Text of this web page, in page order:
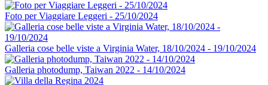
Foto per Viaggiare Leggeri - 25/10/2024
Galleria cose belle viste a Virginia Water, 18/10/2024 - 19/10/2024
Galleria photodump, Taiwan 2022 - 14/10/2024